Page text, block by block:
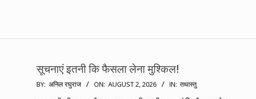
FINANCIALLY
CLEVER!
सूचनाएं इतनी कि फैसला लेना मुश्किल!
2026-
BY: अनिल रघुराज ON: AUGUST 2, 2026 IN: तथास्तु